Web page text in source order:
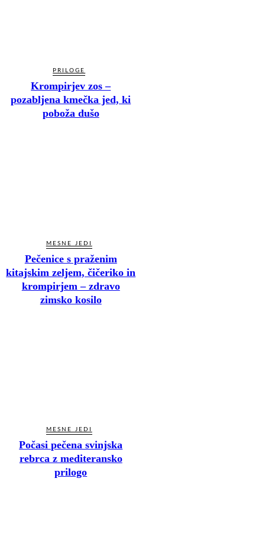
PRILOGE
Krompirjev zos –
pozabljena kmečka jed, ki
poboža dušo
MESNE JEDI
Pečenice s praženim
kitajskim zeljem, čičeriko in
krompirjem – zdravo
zimsko kosilo
MESNE JEDI
Počasi pečena svinjska
rebrca z mediteransko
prilogo